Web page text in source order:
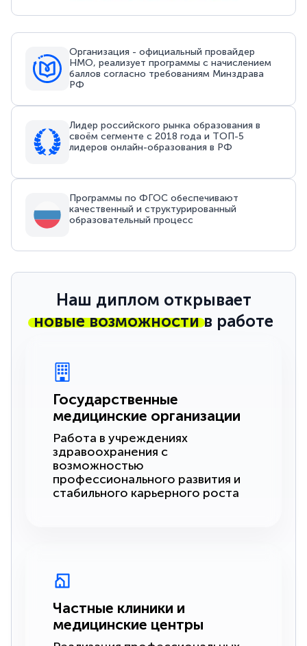
Организация - официальный провайдер
НМО, реализует программы с начислением
баллов согласно требованиям Минздрава
РФ
Лидер российского рынка образования в
своём сегменте с 2018 года и ТОП-5
лидеров онлайн-образования в РФ
Программы по ФГОС обеспечивают
качественный и структурированный
образовательный процесс
Наш диплом открывает
новые возможностив работе
Государственные
медицинские организации
Работа в учреждениях
здравоохранения с
возможностью
профессионального развития и
стабильного карьерного роста
Частные клиники и
медицинские центры